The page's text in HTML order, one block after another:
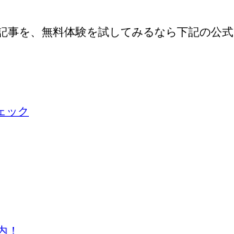
事を、無料体験を試してみるなら下記の公式
ック
！